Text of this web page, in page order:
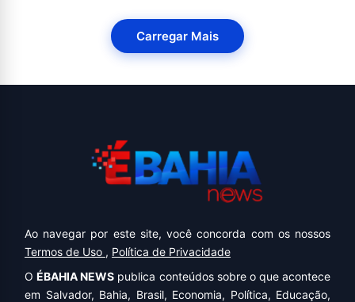
Carregar Mais
Ao navegar por este site, você concorda com os nossos
Termos de Uso , Política de Privacidade
OÉBAHIA NEWS publica conteúdos sobre o que acontece
em Salvador, Bahia, Brasil, Economia, Política, Educação,